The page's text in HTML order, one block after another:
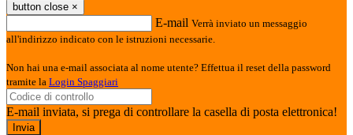
button close ×
E-mail Verrà inviato un messaggio
all'indirizzo indicato con le istruzioni necessarie.
Non hai una e-mail associata al nome utente? Effettua il reset della password
tramite la Login Spaggiari
E-mail inviata, si prega di controllare la casella di posta elettronica!